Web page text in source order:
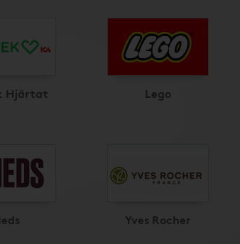
Hjärtat Lego
Yves Rocher